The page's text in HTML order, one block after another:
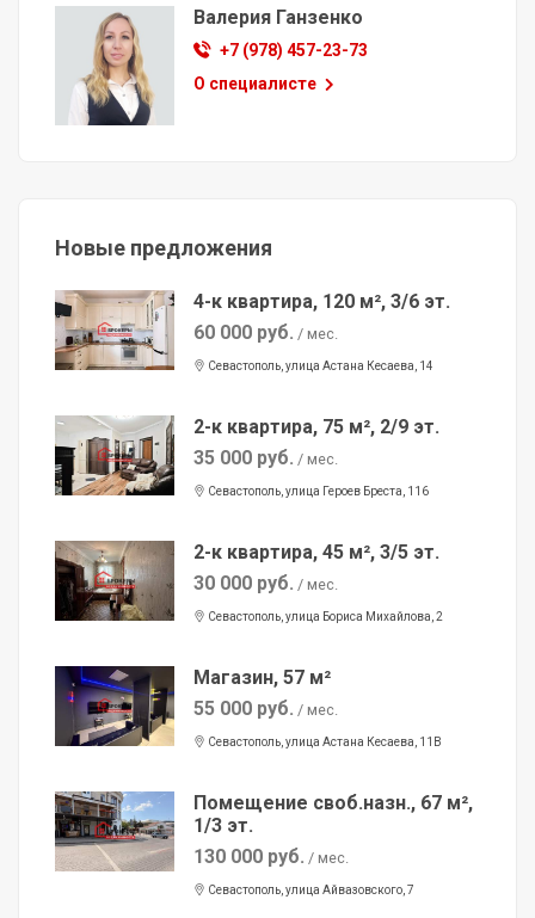
Валерия Ганзенко
+7 (978) 457-23-73
О специалисте
Новые предложения
4-к квартира, 120 м², 3/6 эт.
60 000 руб. / мес.
Севастополь, улица Астана Кесаева, 14
2-к квартира, 75 м², 2/9 эт.
35 000 руб. / мес.
Севастополь, улица Героев Бреста, 116
2-к квартира, 45 м², 3/5 эт.
30 000 руб. / мес.
Севастополь, улица Бориса Михайлова, 2
Магазин, 57 м²
55 000 руб. / мес.
Севастополь, улица Астана Кесаева, 11В
Помещение своб.назн., 67 м²,
1/3 эт.
130 000 руб. / мес.
Севастополь, улица Айвазовского, 7